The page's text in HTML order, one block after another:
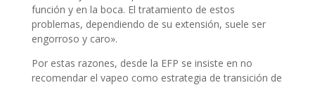
función y en la boca. El tratamiento de estos
problemas, dependiendo de su extensión, suele ser
engorroso y caro».
Por estas razones, desde la EFP se insiste en no
recomendar el vapeo como estrategia de transición de